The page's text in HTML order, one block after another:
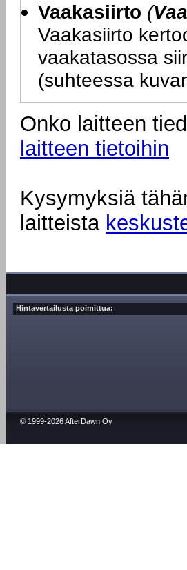
Vaakasiirto (
Vaakasiirto
vaakatasossa
(suhteessa
Onko laitteen
laitteen tietoihin
Kysymyksiä
laitteista
Hintavertailusta poimittua:
© 1999-2026 AfterDawn Oy